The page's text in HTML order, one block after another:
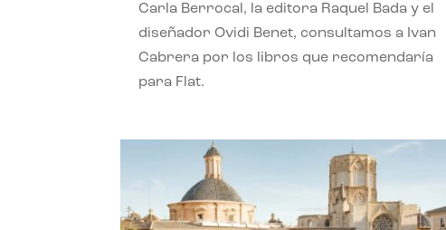
Carla Berrocal, la editora Raquel Bada y el
diseñador Ovidi Benet, consultamos a Ivan
Cabrera por los libros que recomendaría
para Flat.